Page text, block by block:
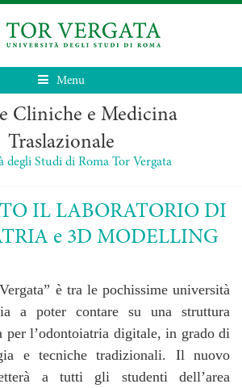
Menu
Cliniche e Medicina
Traslazionale
degli Studi di Roma Tor Vergata
IL LABORATORIO DI
e 3D MODELLING
è tra le pochissime università
a poter contare su una struttura
per l’odontoiatria digitale, in grado di
e tecniche tradizionali. Il nuovo
a tutti gli studenti dell’area